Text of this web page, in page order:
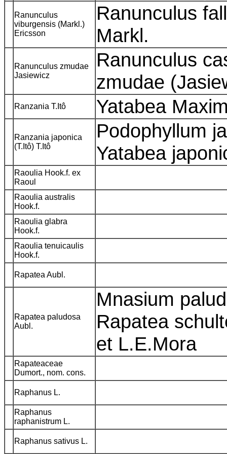
Ranunculus
viburgensis (Markl.)
Ericsson
Ranunculus
Markl.
Ranunculus zmudae
Jasiewicz
Ranunculus
zmudae
Ranzania T.Itô Yatabea
Ranzania japonica
(T.Itô) T.Itô
Podophyllum
Yatabea
Raoulia Hook.f. ex
Raoul
Raoulia australis
Hook.f.
Raoulia glabra
Hook.f.
Raoulia tenuicaulis
Hook.f.
Rapatea Aubl.
Rapatea paludosa
Aubl.
Mnasium
Rapatea
et L.E.Mora
Rapateaceae
Dumort., nom. cons.
Raphanus L.
Raphanus
raphanistrum L.
Raphanus sativus L.